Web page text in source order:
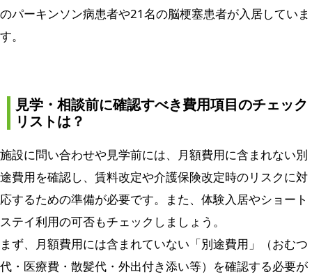
のパーキンソン病患者や21名の脳梗塞患者が入居していま
す。
見学・相談前に確認すべき費用項目のチェック
リストは？
施設に問い合わせや見学前には、月額費用に含まれない別
途費用を確認し、賃料改定や介護保険改定時のリスクに対
応するための準備が必要です。また、体験入居やショート
ステイ利用の可否もチェックしましょう。
まず、月額費用には含まれていない「別途費用」（おむつ
代・医療費・散髪代・外出付き添い等）を確認する必要が